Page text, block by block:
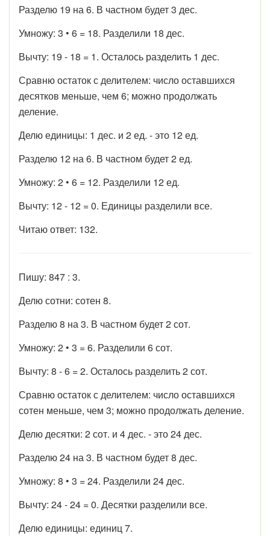
Разделю 19 на 6. В частном будет 3 дес.
Умножу: 3 • 6 = 18. Разделили 18 дес.
Вычту: 19 - 18 = 1. Осталось разделить 1 дес.
Сравню остаток с делителем: число оставшихся
десятков меньше, чем 6; можно продолжать
деление.
Делю единицы: 1 дес. и 2 ед. - это 12 ед.
Разделю 12 на 6. В частном будет 2 ед.
Умножу: 2 • 6 = 12. Разделили 12 ед.
Вычту: 12 - 12 = 0. Единицы разделили все.
Читаю ответ: 132.
Пишу: 847 : 3.
Делю сотни: сотен 8.
Разделю 8 на 3. В частном будет 2 сот.
Умножу: 2 • 3 = 6. Разделили 6 сот.
Вычту: 8 - 6 = 2. Осталось разделить 2 сот.
Сравню остаток с делителем: число оставшихся
сотен меньше, чем 3; можно продолжать деление.
Делю десятки: 2 сот. и 4 дес. - это 24 дес.
Разделю 24 на 3. В частном будет 8 дес.
Умножу: 8 • 3 = 24. Разделили 24 дес.
Вычту: 24 - 24 = 0. Десятки разделили все.
Делю единицы: единиц 7.